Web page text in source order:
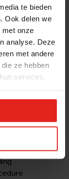
te bieden
Ook delen we
met onze
analyse. Deze
met andere
ze hebben
services.
die zich